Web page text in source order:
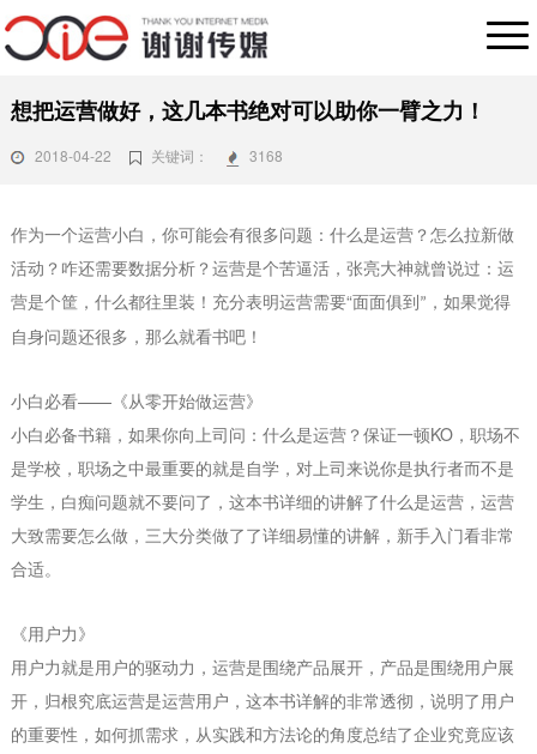
想把运营做好，这几本书绝对可以助你一臂之力！
2018-04-22 关键词： 3168
作为一个运营小白，你可能会有很多问题：什么是运营？怎么拉新做
活动？咋还需要数据分析？运营是个苦逼活，张亮大神就曾说过：运
营是个筐，什么都往里装！充分表明运营需要“面面俱到 ” ，如果觉得
自身问题还很多，那么就看书吧！
小白必看——《从零开始做运营》
小白必备书籍，如果你向上司问：什么是运营？保证一顿KO，职场不
是学校，职场之中最重要的就是自学，对上司来说你是执行者而不是
学生，白痴问题就不要问了，这本书详细的讲解了什么是运营，运营
大致需要怎么做，三大分类做了了详细易懂的讲解，新手入门看非常
合适。
《 用户力 》
用户力就是用户的驱动力，运营是围绕产品展开，产品是围绕用户展
开，归根究底运营是运营用户，这本书详解的非常透彻，说明了用户
的重要性，如何抓需求，从实践和方法论的角度总结了企业究竟应该